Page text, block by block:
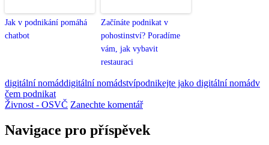
Jak v podnikání pomáhá
chatbot
Začínáte podnikat v
pohostinství? Poradíme
vám, jak vybavit
restauraci
digitální nomáddigitální nomádstvípodnikejte jako digitální nomádv
čem podnikat
Živnost - OSVČ Zanechte komentář
Navigace pro příspěvek